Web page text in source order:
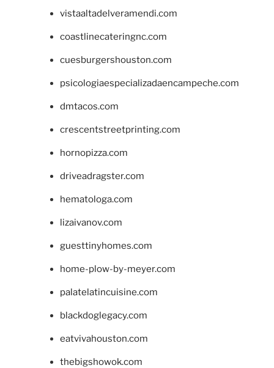
vistaaltadelveramendi.com
coastlinecateringnc.com
cuesburgershouston.com
psicologiaespecializadaencampeche.com
dmtacos.com
crescentstreetprinting.com
hornopizza.com
driveadragster.com
hematologa.com
lizaivanov.com
guesttinyhomes.com
home-plow-by-meyer.com
palatelatincuisine.com
blackdoglegacy.com
eatvivahouston.com
thebigshowok.com